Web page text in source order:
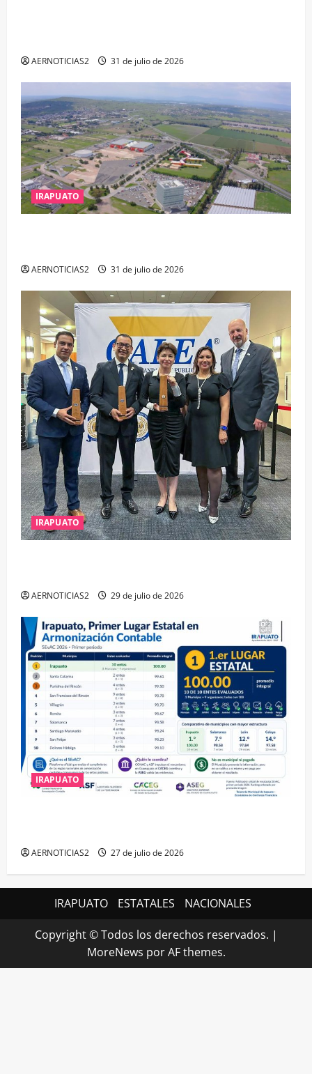
AERNOTICIAS2 31 de julio de 2026
IRAPUATO
AERNOTICIAS2 31 de julio de 2026
IRAPUATO
AERNOTICIAS2 29 de julio de 2026
IRAPUATO
AERNOTICIAS2 27 de julio de 2026
IRAPUATO ESTATALES NACIONALES
Copyright © Todos los derechos reservados. |
MoreNews por AF themes.